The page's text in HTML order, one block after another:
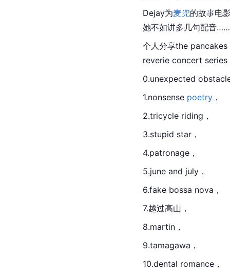
Dejay为麦兜的故事电
她不如讲多几句配音
个人分享the
reverie concert series
0.unexpected
1.nonsense poetry ，
2.tricycle riding，
3.stupid star ，
4.patronage，
5.june and july，
6.fake bossa nova，
7.越过高山，
8.martin，
9.tamagawa，
10.dental romance，